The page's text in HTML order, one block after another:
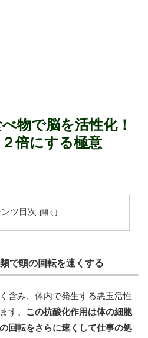
物で脳を活性化！
倍にする極意
ツ目次
で頭の回転を速くする
含み、体内で発生する悪玉活性
す。 この抗酸化作用は体の細胞
回転をさらに速くして仕事の処